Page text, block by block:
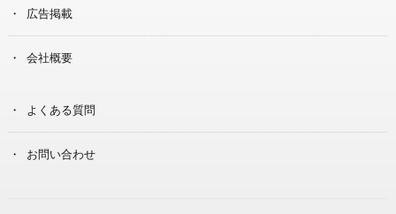
広告掲載
会社概要
よくある質問
お問い合わせ